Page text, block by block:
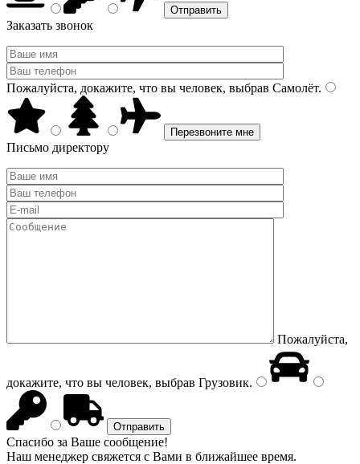
Заказать звонок
Пожалуйста, докажите, что вы человек, выбрав Самолёт.
Письмо директору
Пожалуйста,
докажите, что вы человек, выбрав Грузовик.
Спасибо за Ваше сообщение!
Наш менеджер свяжется с Вами в ближайшее время.